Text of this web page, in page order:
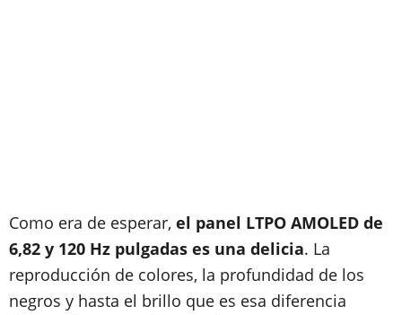
Como era de esperar, el panel LTPO AMOLED de
6,82 y 120 Hz pulgadas es una delicia. La
reproducción de colores, la profundidad de los
negros y hasta el brillo que es esa diferencia